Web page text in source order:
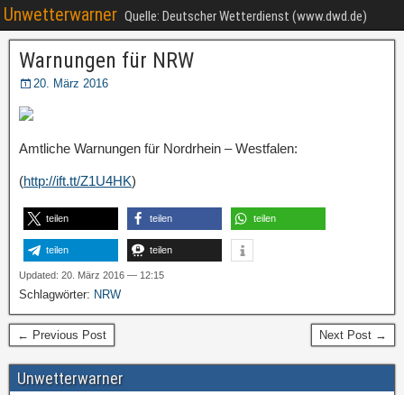
Unwetterwarner Quelle: Deutscher Wetterdienst (www.dwd.de)
Warnungen für NRW
20. März 2016
Amtliche Warnungen für Nordrhein – Westfalen:
(http://ift.tt/Z1U4HK)
teilen teilen teilen
teilen teilen
Updated: 20. März 2016 — 12:15
Schlagwörter: NRW
← Previous Post Next Post →
Unwetterwarner